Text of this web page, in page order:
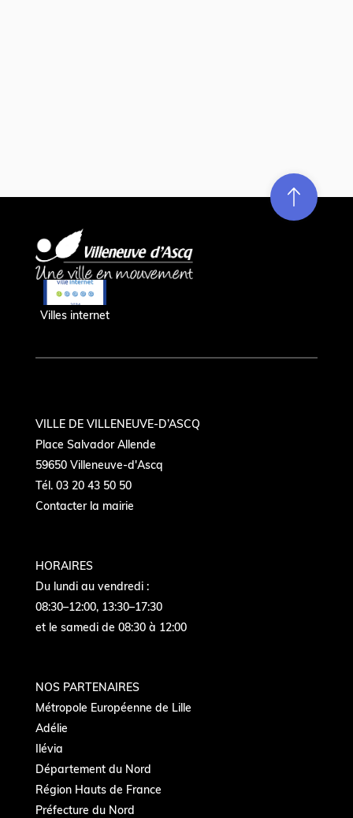
Re
m
on
e
en hau
Villes internet
VILLE DE VILLENEUVE-D’ASCQ
Place Salvador Allende
59650 Villeneuve-d'Ascq
Tél. 03 20 43 50 50
Contacter la mairie
HORAIRES
Du lundi au vendredi :
08:30–12:00, 13:30–17:30
et le samedi de 08:30 à 12:00
NOS PARTENAIRES
Métropole Européenne de Lille
Adélie
Ilévia
Département du Nord
Région Hauts de France
Préfecture du Nord